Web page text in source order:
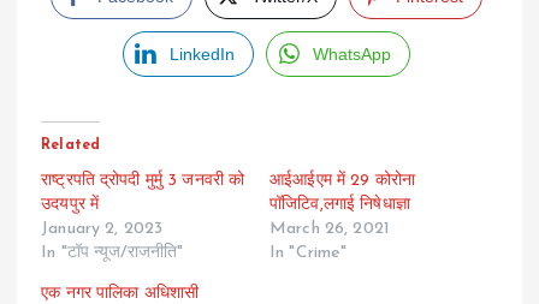
LinkedIn WhatsApp
Related
राष्ट्रपति द्रोपदी मुर्मु 3 जनवरी को
उदयपुर में
January 2, 2023
In "टॉप न्यूज/राजनीति"
आईआईएम में 29 कोरोना
पॉजिटिव,लगाई निषेधाज्ञा
March 26, 2021
In "Crime"
एक नगर पालिका अधिशासी